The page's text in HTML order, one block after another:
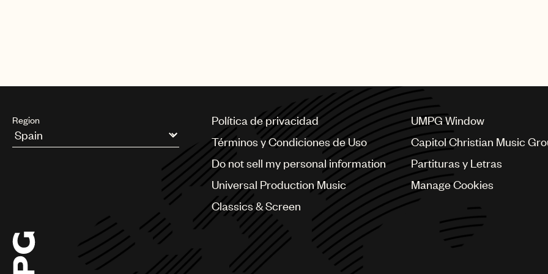
Region
Argentina
Chile
China
Colombia
Política de privacidad
Términos y Condiciones de Uso
Do not sell my personal information
Universal Production Music
Classics & Screen
UMPG Window
Capitol Christian Music
Partituras y Letras
Manage Cookies